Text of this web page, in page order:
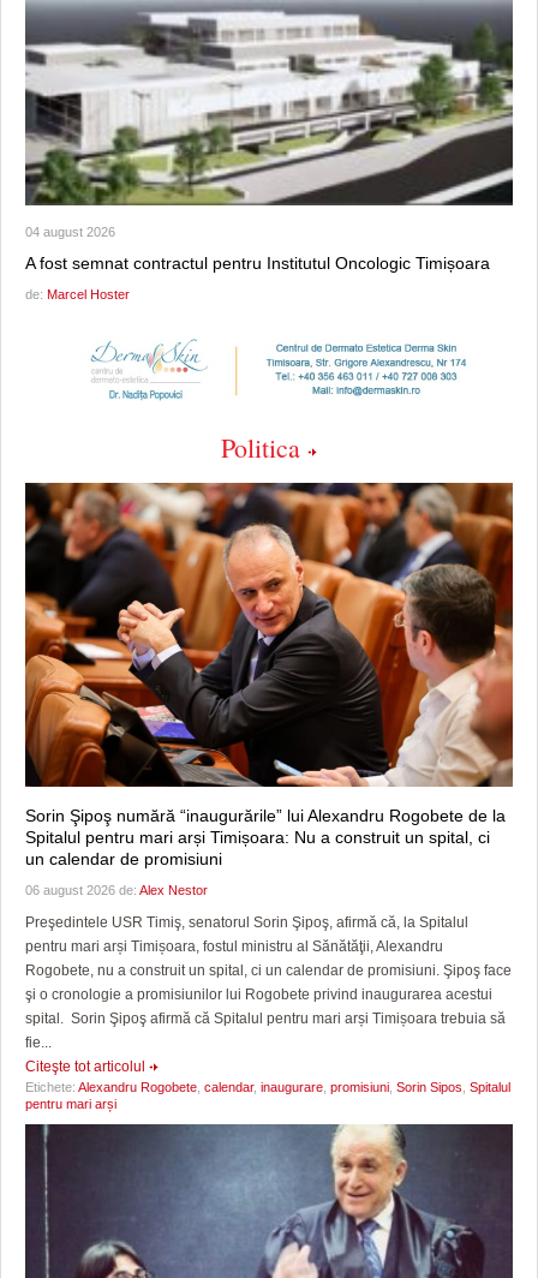
04 august 2026
A fost semnat contractul pentru Institutul Oncologic Timișoara
de: Marcel Hoster
Politica
Sorin Şipoş numără “inaugurările” lui Alexandru Rogobete de la
Spitalul pentru mari arși Timișoara: Nu a construit un spital, ci
un calendar de promisiuni
06 august 2026 de: Alex Nestor
Preşedintele USR Timiş, senatorul Sorin Şipoş, afirmă că, la Spitalul
pentru mari arși Timișoara, fostul ministru al Sănătăţii, Alexandru
Rogobete, nu a construit un spital, ci un calendar de promisiuni. Şipoş face
şi o cronologie a promisiunilor lui Rogobete privind inaugurarea acestui
spital. Sorin Şipoş afirmă că Spitalul pentru mari arși Timișoara trebuia să
fie...
Citeşte tot articolul
Etichete: Alexandru Rogobete calendar, inaugurare promisiuni Sorin Sipos Spitalul
pentru mari arși